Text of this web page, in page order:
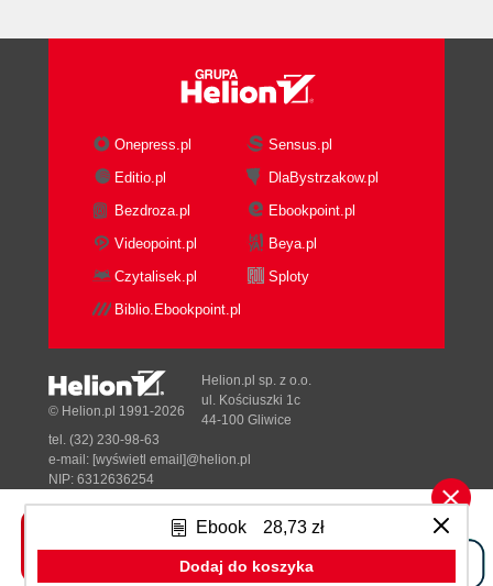
Ebook 28,73 zł
Dodaj do koszyka
Onepress.pl
Sensus.pl
Editio.pl
DlaBystrzakow.pl
Bezdroza.pl
Ebookpoint.pl
Videopoint.pl
Beya.pl
Czytalisek.pl
Sploty
Biblio.Ebookpoint.pl
Tonik.pl
© Helion.pl 1991-2026
Helion.pl sp. z o.o.
ul. Kościuszki 1c
44-100 Gliwice
tel. (32) 230-98-63
e-mail: [wyświetl email]@helion.pl
NIP: 6312636254